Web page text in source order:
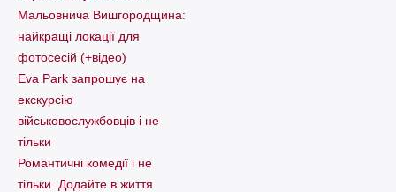
Мальовнича Вишгородщина:
найкращі локації для
фотосесій (+відео)
Eva Park запрошує на
екскурсію
військовослужбовців і не
тільки
Романтичні комедії і не
тільки. Додайте в життя